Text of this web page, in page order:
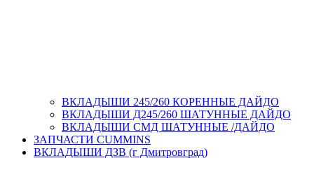
ВКЛАДЫШИ 245/260 КОРЕННЫЕ ДАЙДО
ВКЛАДЫШИ Д245/260 ШАТУННЫЕ ДАЙДО
ВКЛАДЫШИ СМД ШАТУННЫЕ /ДАЙДО
ЗАПЧАСТИ CUMMINS
ВКЛАДЫШИ ДЗВ (г Дмитровград)